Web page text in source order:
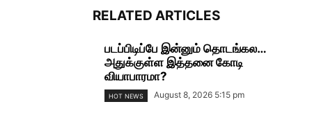
RELATED ARTICLES
படப்பிடிப்பே இன்னும் தொடங்கல…
அதுக்குள்ள இத்தனை கோடி
வியாபாரமா?
HOT NEWS August 8, 2026 5:15 pm